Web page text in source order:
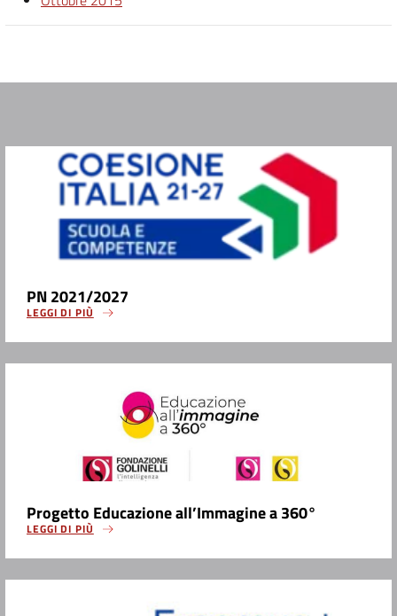
PN 2021/2027
LEGGI DI PIÙ
Progetto Educazione all’Immagine a 360°
LEGGI DI PIÙ